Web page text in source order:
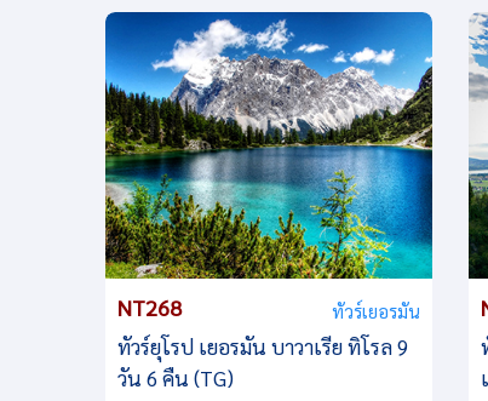
NT268 ทัวร์เยอรมัน
ทัวร์ยุโรป เยอรมัน บาวาเรีย ทิโรล 9
วัน 6 คืน (TG)